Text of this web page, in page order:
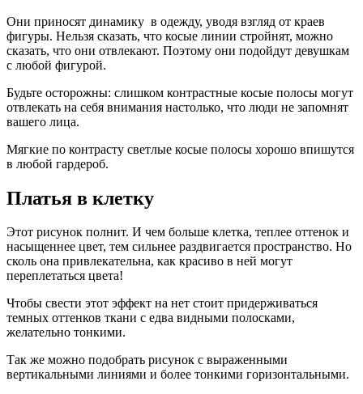
Они приносят динамику в одежду, уводя взгляд от краев
фигуры. Нельзя сказать, что косые линии стройнят, можно
сказать, что они отвлекают. Поэтому они подойдут девушкам
с любой фигурой.
Будьте осторожны: слишком контрастные косые полосы могут
отвлекать на себя внимания настолько, что люди не запомнят
вашего лица.
Мягкие по контрасту светлые косые полосы хорошо впишутся
в любой гардероб.
Платья в клетку
Этот рисунок полнит. И чем больше клетка, теплее оттенок и
насыщеннее цвет, тем сильнее раздвигается пространство. Но
сколь она привлекательна, как красиво в ней могут
переплетаться цвета!
Чтобы свести этот эффект на нет стоит придерживаться
темных оттенков ткани с едва видными полосками,
желательно тонкими.
Так же можно подобрать рисунок с выраженными
вертикальными линиями и более тонкими горизонтальными.